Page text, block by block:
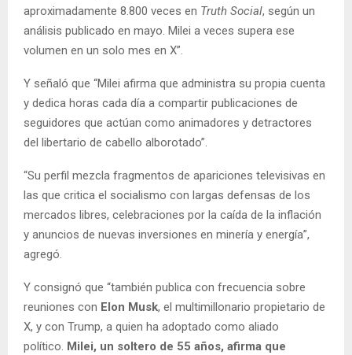
aproximadamente 8.800 veces en Truth Social, según un
análisis publicado en mayo. Milei a veces supera ese
volumen en un solo mes en X”.
Y señaló que “Milei afirma que administra su propia cuenta
y dedica horas cada día a compartir publicaciones de
seguidores que actúan como animadores y detractores
del libertario de cabello alborotado”.
“Su perfil mezcla fragmentos de apariciones televisivas en
las que critica el socialismo con largas defensas de los
mercados libres, celebraciones por la caída de la inflación
y anuncios de nuevas inversiones en minería y energía”,
agregó.
Y consignó que “también publica con frecuencia sobre
reuniones con Elon Musk, el multimillonario propietario de
X, y con Trump, a quien ha adoptado como aliado
político. Milei, un soltero de 55 años, afirma que